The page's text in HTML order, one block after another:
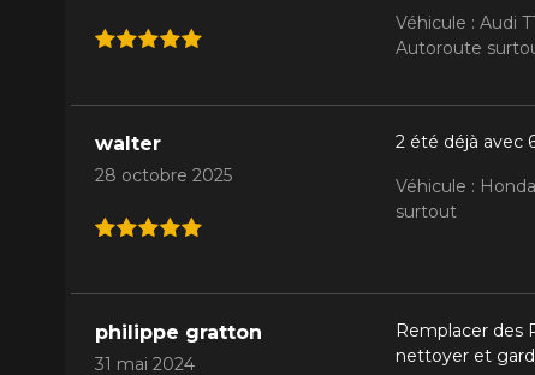
Véhicule : Audi
Autoroute
walter
28 octobre 2025
2 été déjà avec
Véhicule :
surtout
philippe gratton
31 mai 2024
Remplacer des
nettoyer et